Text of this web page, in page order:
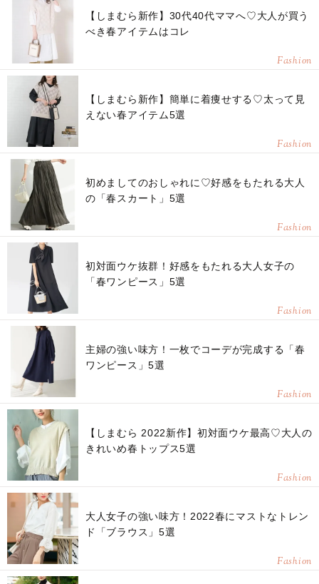
【しまむら新作】30代40代ママへ♡大人が買う
べき春アイテムはコレ
Fashion
【しまむら新作】簡単に着痩せする♡太って見
えない春アイテム5選
Fashion
初めましてのおしゃれに♡好感をもたれる大人
の「春スカート」5選
Fashion
初対面ウケ抜群！好感をもたれる大人女子の
「春ワンピース」5選
Fashion
主婦の強い味方！一枚でコーデが完成する「春
ワンピース」5選
Fashion
【しまむら 2022新作】初対面ウケ最高♡大人の
きれいめ春トップス5選
Fashion
大人女子の強い味方！2022春にマストなトレン
ド「ブラウス」5選
Fashion